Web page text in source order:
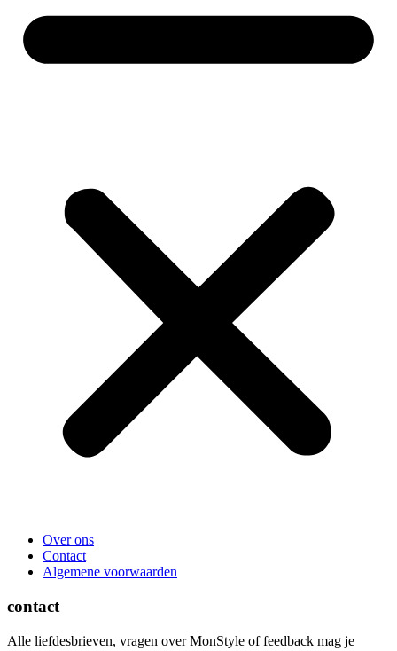
Over ons
Contact
Algemene voorwaarden
contact
Alle liefdesbrieven, vragen over MonStyle of feedback mag je